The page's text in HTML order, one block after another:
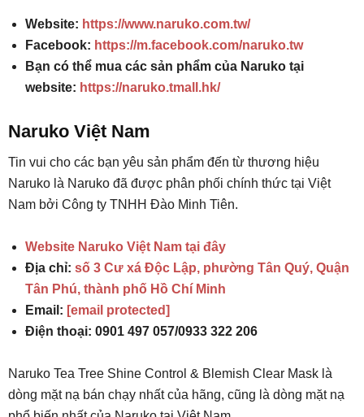
Website: https://www.naruko.com.tw/
Facebook: https://m.facebook.com/naruko.tw
Bạn có thể mua các sản phẩm của Naruko tại
website: https://naruko.tmall.hk/
Naruko Việt Nam
Tin vui cho các bạn yêu sản phẩm đến từ thương hiệu
Naruko là Naruko đã được phân phối chính thức tại Việt
Nam bởi Công ty TNHH Đào Minh Tiên.
Website Naruko Việt Nam tại đây
Địa chỉ: số 3 Cư xá Độc Lập, phường Tân Quý, Quận
Tân Phú, thành phố Hồ Chí Minh
Email: [email protected]
Điện thoại: 0901 497 057/0933 322 206
Naruko Tea Tree Shine Control & Blemish Clear Mask là
dòng mặt nạ bán chạy nhất của hãng, cũng là dòng mặt nạ